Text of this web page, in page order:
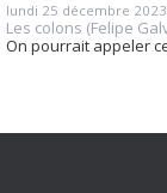
lundi 25 décembre 2023
Les colons (Felipe
On pourrait appeler